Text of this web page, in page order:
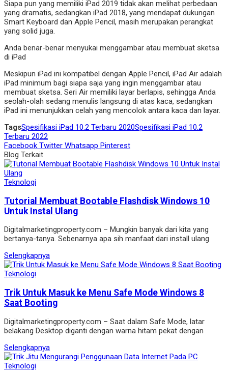
Siapa pun yang memiliki iPad 2019 tidak akan melihat perbedaan
yang dramatis, sedangkan iPad 2018, yang mendapat dukungan
Smart Keyboard dan Apple Pencil, masih merupakan perangkat
yang solid juga.
Anda benar-benar menyukai menggambar atau membuat sketsa
di iPad
Meskipun iPad ini kompatibel dengan Apple Pencil, iPad Air adalah
iPad minimum bagi siapa saja yang ingin menggambar atau
membuat sketsa. Seri Air memiliki layar berlapis, sehingga Anda
seolah-olah sedang menulis langsung di atas kaca, sedangkan
iPad ini menunjukkan celah yang mencolok antara kaca dan layar.
TagsSpesifikasi iPad 10.2 Terbaru 2020Spesifikasi iPad 10.2
Terbaru 2022
Facebook Twitter Whatsapp Pinterest
Blog Terkait
Teknologi
Tutorial Membuat Bootable Flashdisk Windows 10
Untuk Instal Ulang
Digitalmarketingproperty.com – Mungkin banyak dari kita yang
bertanya-tanya. Sebenarnya apa sih manfaat dari install ulang
Selengkapnya
Teknologi
Trik Untuk Masuk ke Menu Safe Mode Windows 8
Saat Booting
Digitalmarketingproperty.com – Saat dalam Safe Mode, latar
belakang Desktop diganti dengan warna hitam pekat dengan
Selengkapnya
Teknologi